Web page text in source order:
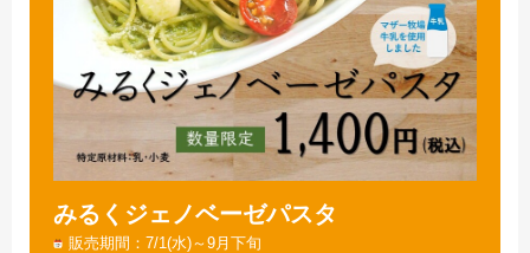
みるくジェノベーゼパスタ
販売期間
7/1(水)～9月下旬